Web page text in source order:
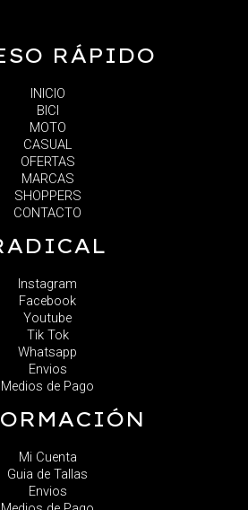
RÁPIDO
INICIO
BICI
MOTO
CASUAL
OFERTAS
MARCAS
SHOPPERS
CONTACTO
Instagram
Facebook
Youtube
Tik Tok
Whatsapp
Envios
Medios de Pago
Mi Cuenta
Guia de Tallas
Envios